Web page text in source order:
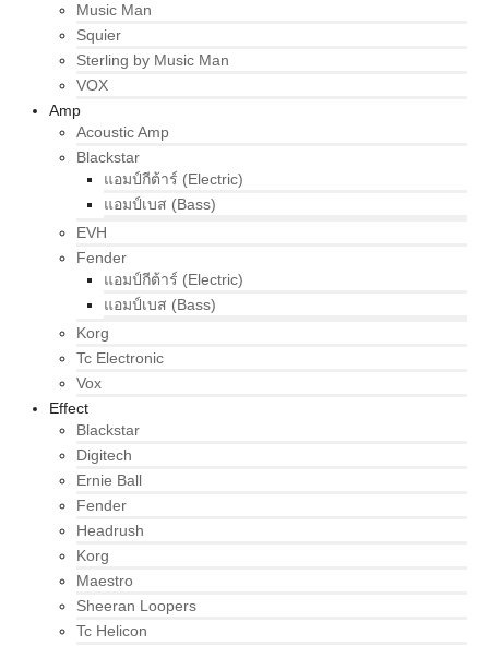
Music Man
Squier
Sterling by Music Man
VOX
Amp
Acoustic Amp
Blackstar
แอมป์กีต้าร์ (Electric)
แอมป์เบส (Bass)
EVH
Fender
แอมป์กีต้าร์ (Electric)
แอมป์เบส (Bass)
Korg
Tc Electronic
Vox
Effect
Blackstar
Digitech
Ernie Ball
Fender
Headrush
Korg
Maestro
Sheeran Loopers
Tc Helicon